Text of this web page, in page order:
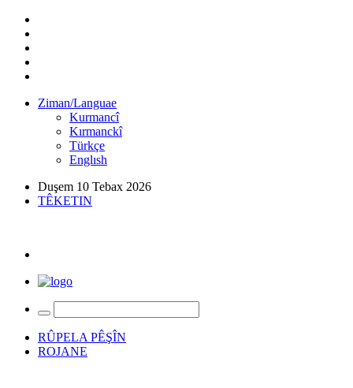
Ziman/Languae
Kurmancî
Kırmanckî
Türkçe
Englısh
Duşem 10 Tebax 2026
TÊKETIN
RÛPELA PÊŞÎN
ROJANE